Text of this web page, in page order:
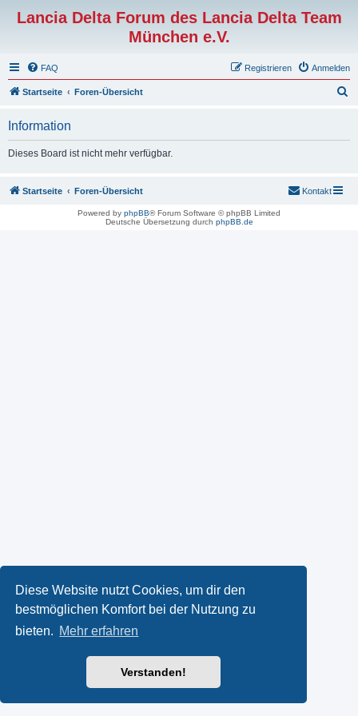
Diese Website nutzt Cookies, um dir den
bestmöglichen Komfort bei der Nutzung zu
bieten. Mehr erfahren
Verstanden!
Lancia Delta Forum des Lancia Delta Team
München e.V.
FAQ Anmelden
Registrieren
Startseite Foren-Übersicht
Information
Dieses Board ist nicht mehr verfügbar.
Startseite Foren-Übersicht Kontakt
Powered by phpBB® Forum Software © phpBB Limited
Deutsche Übersetzung durch phpBB.de